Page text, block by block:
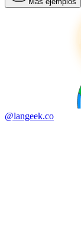
@langeek.co